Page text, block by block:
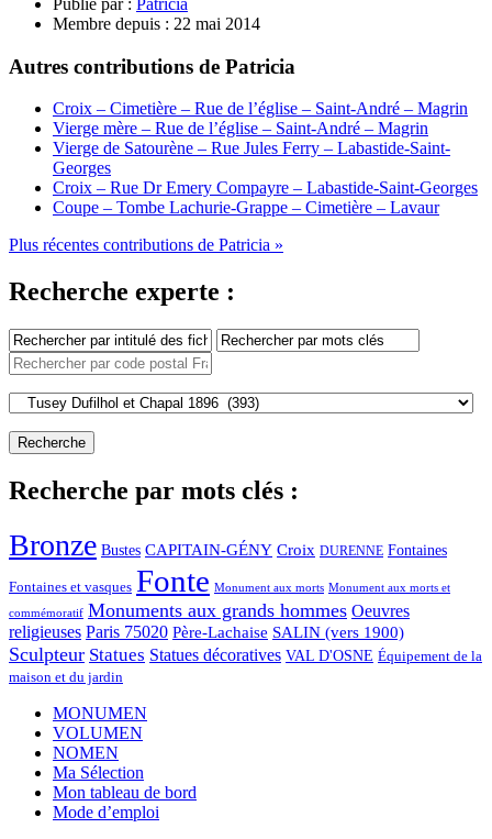
Publié par : Patricia
Membre depuis : 22 mai 2014
Autres contributions de Patricia
Croix – Cimetière – Rue de l’église – Saint-André – Magrin
Vierge mère – Rue de l’église – Saint-André – Magrin
Vierge de Satourène – Rue Jules Ferry – Labastide-Saint-
Georges
Croix – Rue Dr Emery Compayre – Labastide-Saint-Georges
Coupe – Tombe Lachurie-Grappe – Cimetière – Lavaur
Plus récentes contributions de Patricia »
Recherche experte :
Recherche par mots clés :
Bronze Bustes CAPITAIN-GÉNY Croix DURENNE Fontaines
Fontaines et vasques Fonte Monument aux morts Monument aux morts et
commémoratif Monuments aux grands hommes Oeuvres
religieuses Paris 75020 Père-Lachaise SALIN (vers 1900)
Sculpteur Statues Statues décoratives VAL D'OSNE Équipement de la
maison et du jardin
MONUMEN
VOLUMEN
NOMEN
Ma Sélection
Mon tableau de bord
Mode d’emploi